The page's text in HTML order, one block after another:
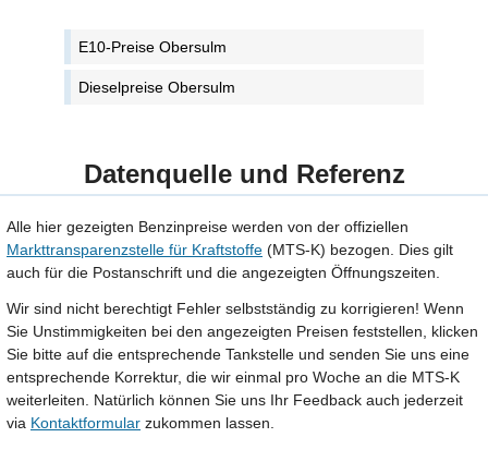
E10-Preise Obersulm
Dieselpreise Obersulm
Datenquelle und Referenz
Alle hier gezeigten Benzinpreise werden von der offiziellen
Markttransparenzstelle für Kraftstoffe (MTS-K) bezogen. Dies gilt
auch für die Postanschrift und die angezeigten Öffnungszeiten.
Wir sind nicht berechtigt Fehler selbstständig zu korrigieren! Wenn
Sie Unstimmigkeiten bei den angezeigten Preisen feststellen, klicken
Sie bitte auf die entsprechende Tankstelle und senden Sie uns eine
entsprechende Korrektur, die wir einmal pro Woche an die MTS-K
weiterleiten. Natürlich können Sie uns Ihr Feedback auch jederzeit
via Kontaktformular zukommen lassen.